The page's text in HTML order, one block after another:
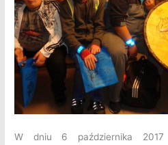
W dniu 6 października